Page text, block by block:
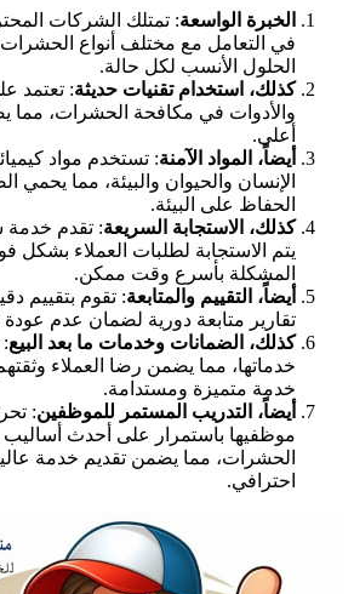
الخبرة الواسعة: تمتلك الشركات
في التعامل مع مختلف أنواع الحشرات،
الحلول الأنسب لكل حالة.
كذلك، استخدام تقنيات حديثة: تعتمد
والأدوات في مكافحة الحشرات، مما
أعلى.
أيضاً، المواد الآمنة: تستخدم مواد
الإنسان والحيوان والبيئة، مما
الحفاظ على البيئة.
كذلك، الاستجابة السريعة: تقدم خدمة
يتم الاستجابة لطلبات العملاء بشكل
المشكلة بأسرع وقت ممكن.
أيضاً، التقييم والمتابعة: تقوم بتقييم
تقارير متابعة دورية لضمان عدم
كذلك، الضمانات وخدمات ما بعد البيع
خدماتها، مما يضمن رضا العملاء
خدمة متميزة ومستدامة.
أيضاً، التدريب المستمر للموظفين:
موظفيها باستمرار على أحدث أساليب
الحشرات، مما يضمن تقديم خدمة
احترافي.